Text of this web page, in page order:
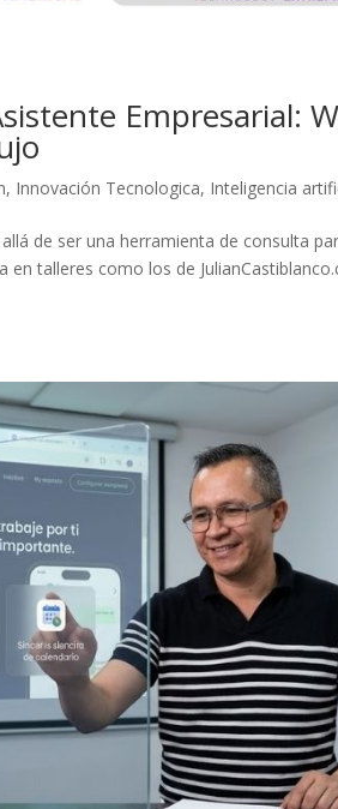
Empresarial:
, Innovación Tecnologica, Inteligencia
de ser una herramienta de consulta
talleres como los de